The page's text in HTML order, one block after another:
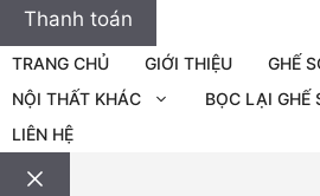
Thanh toán
TRANG CHỦ GIỚI THIỆU GHẾ
NỘI THẤT KHÁC
BỌC LẠI GHẾ
LIÊN HỆ